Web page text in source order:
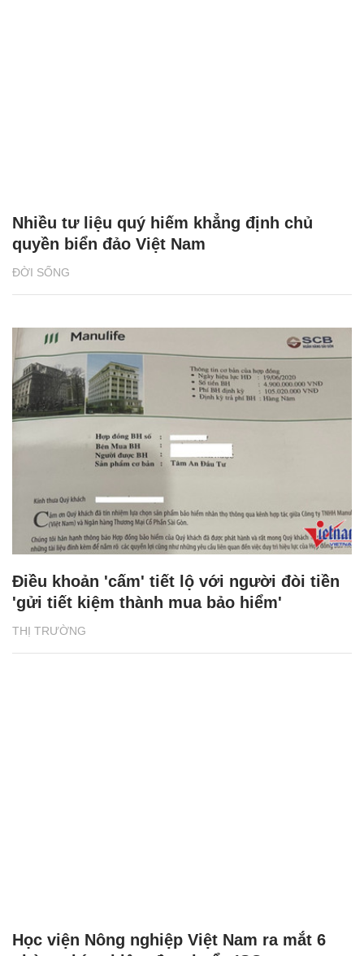
ĐỜI SỐNG
Nhiều tư liệu quý hiếm khẳng định chủ
quyền biển đảo Việt Nam
THỊ TRƯỜNG
Điều khoản 'cấm' tiết lộ với người đòi tiền
'gửi tiết kiệm thành mua bảo hiểm'
Học viện Nông nghiệp Việt Nam ra mắt 6